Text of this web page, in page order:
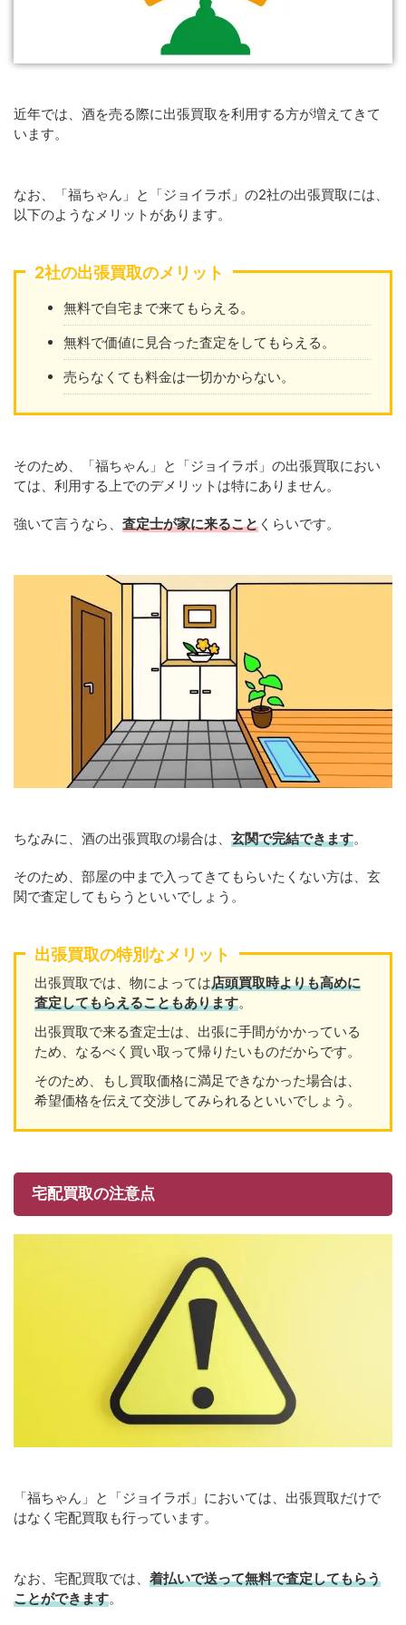
近年では、酒を売る際に出張買取を利用する方が増えてきて
います。
なお、「福ちゃん」と「ジョイラボ」の2社の出張買取には、
以下のようなメリットがあります。
2社の出張買取のメリット
無料で自宅まで来てもらえる。
無料で価値に見合った査定をしてもらえる。
売らなくても料金は一切かからない。
そのため、「福ちゃん」と「ジョイラボ」の出張買取におい
ては、利用する上でのデメリットは特にありません。
強いて言うなら、 査定士が家に来ること くらいです。
ちなみに、酒の出張買取の場合は、 玄関で完結できます。
そのため、部屋の中まで入ってきてもらいたくない方は、玄
関で査定してもらうといいでしょう。
出張買取の特別なメリット
出張買取では、物によっては店頭買取時よりも高めに
査定してもらえることもあります。
出張買取で来る査定士は、出張に手間がかかっている
ため、なるべく買い取って帰りたいものだからです。
そのため、もし買取価格に満足できなかった場合は、
希望価格を伝えて交渉してみられるといいでしょう。
宅配買取の注意点
「福ちゃん」と「ジョイラボ」においては、出張買取だけで
はなく宅配買取も行っています。
なお、宅配買取では、 着払いで送って無料で査定してもらう
ことができます。